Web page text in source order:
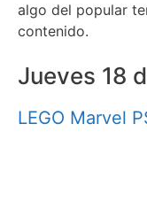
algo del popular
contenido.
Jueves 18
LEGO Marvel